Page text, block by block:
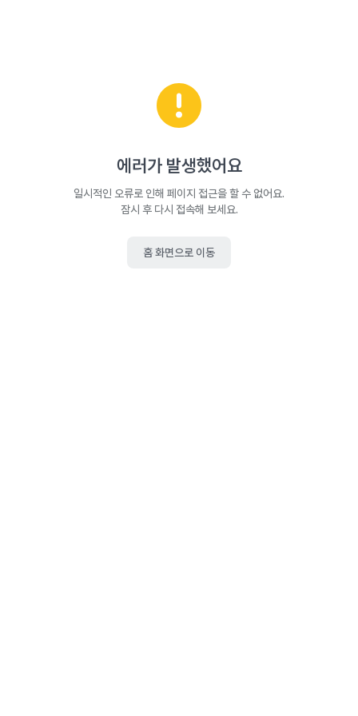
에러가 발생했어요
일시적인 오류로 인해 페이지 접근을 할 수 없어요.
잠시 후 다시 접속해 보세요.
홈 화면으로 이동